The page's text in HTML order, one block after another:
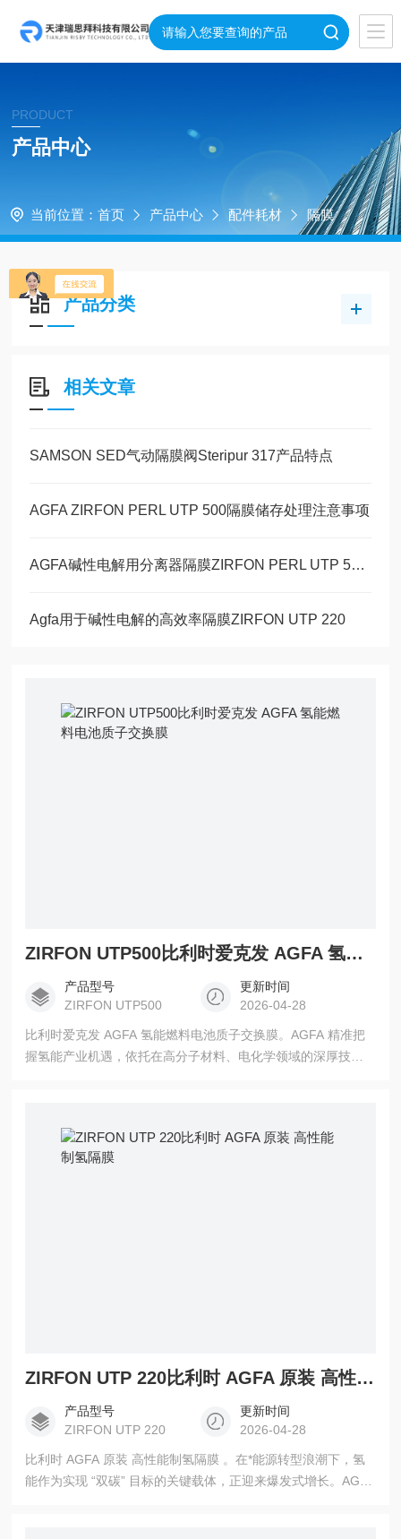
PRODUCT
产品中心
当前位置： 首页 产品中心 配件耗材 隔膜
产品分类
相关文章
SAMSON SED气动隔膜阀Steripur 317产品特点
AGFA ZIRFON PERL UTP 500隔膜储存处理注意事项
AGFA碱性电解用分离器隔膜ZIRFON PERL UTP 500特点
Agfa用于碱性电解的高效率隔膜ZIRFON UTP 220
ZIRFON UTP500比利时爱克发 AGFA 氢能燃料电池质子交换膜
产品型号
ZIRFON UTP500
更新时间
2026-04-28
比利时爱克发 AGFA 氢能燃料电池质子交换膜。AGFA 精准把
握氢能产业机遇，依托在高分子材料、电化学领域的深厚技术
ZIRFON UTP 220比利时 AGFA 原装 高性能制氢隔膜
产品型号
ZIRFON UTP 220
更新时间
2026-04-28
比利时 AGFA 原装 高性能制氢隔膜 。在*能源转型浪潮下，氢
能作为实现 “双碳” 目标的关键载体，正迎来爆发式增长。AGFA